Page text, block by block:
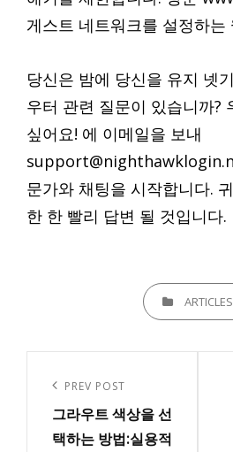
게스트 네트워크를 설정하는
당신은 밤에 당신을 유지 넷
우터 관련 질문이 있습니까?
싶어요! 에 이메일을 보내
문가와 채팅을 시작합니다.
한 한 빨리 답변 될 것입니다.
CATEGORIESARTICLES
Previous
Post
PREV POST
그라우트 색상을 선
택하는 방법:실용적